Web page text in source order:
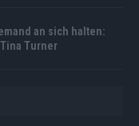
an sich halten:
Turner